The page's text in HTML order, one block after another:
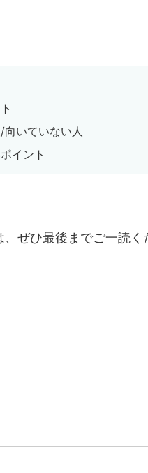
いていない人
イント
ぜひ最後までご一読く